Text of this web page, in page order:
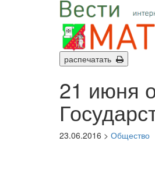
распечатать
21 июня
23.06.2016 > Общество